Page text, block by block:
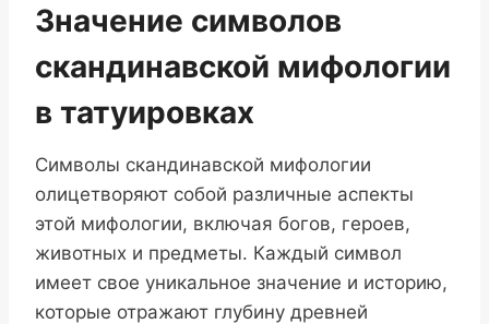
Значение символов
скандинавской мифологии
в татуировках
Символы скандинавской мифологии
олицетворяют собой различные аспекты
этой мифологии, включая богов, героев,
животных и предметы. Каждый символ
имеет свое уникальное значение и историю,
которые отражают глубину древней